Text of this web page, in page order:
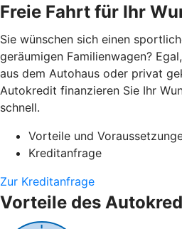
Freie Fahrt für Ihr
Sie wünschen sich einen
geräumigen Familienwagen?
aus dem Autohaus oder privat
Autokredit finanzieren Sie Ihr
schnell.
Vorteile und
Kreditanfrage
Zur Kreditanfrage
Vorteile des